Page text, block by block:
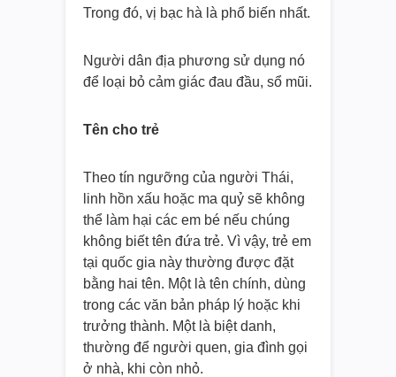
Trong đó, vị bạc hà là phổ biến nhất.
Người dân địa phương sử dụng nó
để loại bỏ cảm giác đau đầu, sổ mũi.
Tên cho trẻ
Theo tín ngưỡng của người Thái,
linh hồn xấu hoặc ma quỷ sẽ không
thể làm hại các em bé nếu chúng
không biết tên đứa trẻ. Vì vậy, trẻ em
tại quốc gia này thường được đặt
bằng hai tên. Một là tên chính, dùng
trong các văn bản pháp lý hoặc khi
trưởng thành. Một là biệt danh,
thường để người quen, gia đình gọi
ở nhà, khi còn nhỏ.